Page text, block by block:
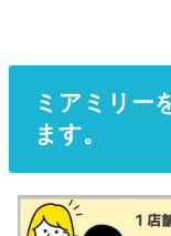
ミアミリー
ます。